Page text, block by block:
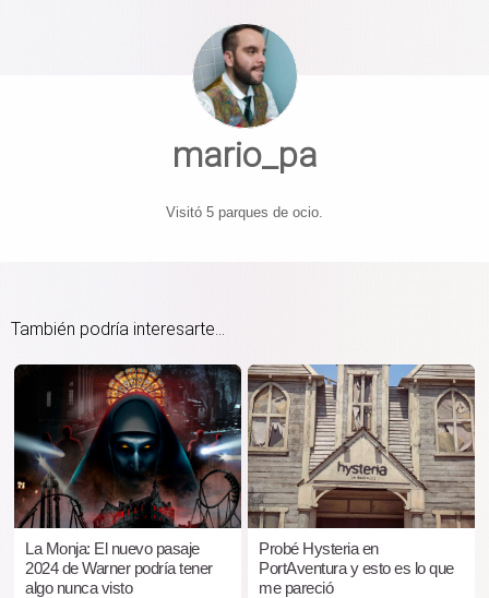
mario_pa
Visitó 5 parques de ocio.
También podría interesarte...
La Monja: El nuevo pasaje
2024 de Warner podría tener
algo nunca visto
Probé Hysteria en
PortAventura y esto es lo que
me pareció